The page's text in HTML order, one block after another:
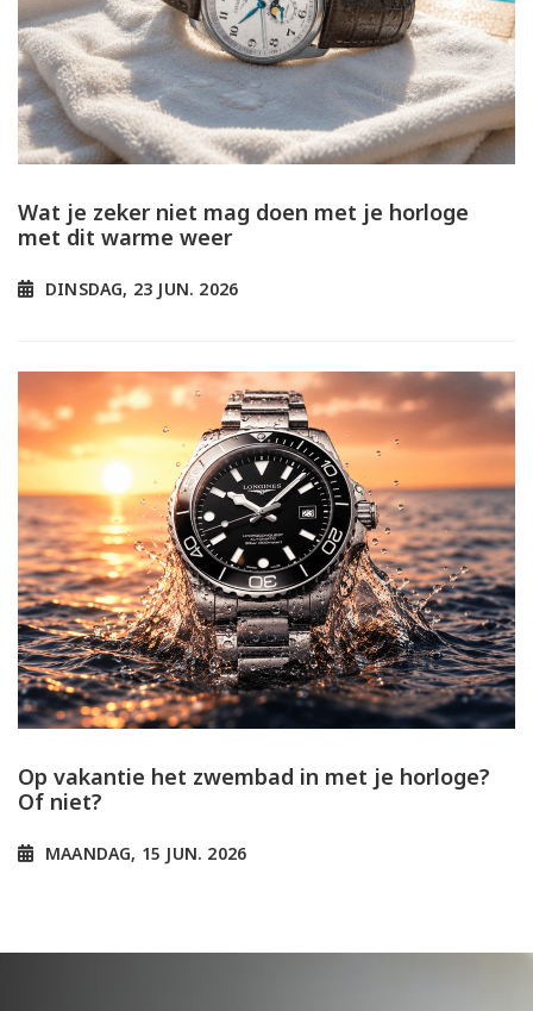
Wat je zeker niet mag doen met je horloge
met dit warme weer
DINSDAG, 23 JUN. 2026
Op vakantie het zwembad in met je horloge?
Of niet?
MAANDAG, 15 JUN. 2026